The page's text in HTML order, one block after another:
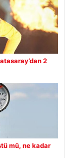
2
mü, ne kadar